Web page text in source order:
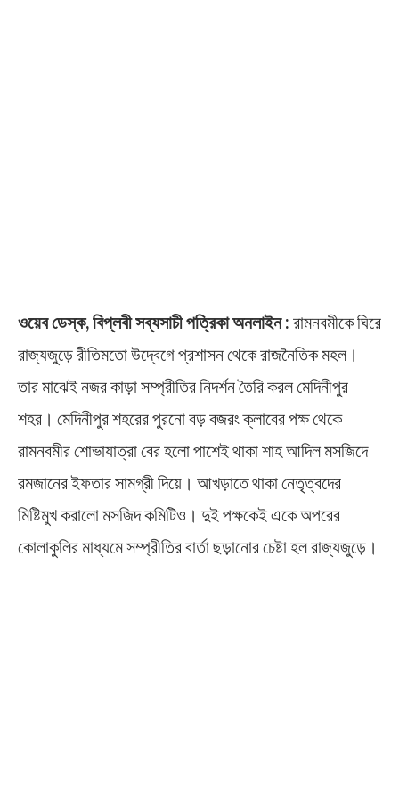
ওয়েব ডেস্ক, বিপ্লবী সব্যসাচী পত্রিকা অনলাইন : রামনবমীকে ঘিরে
রাজ্যজুড়ে রীতিমতো উদ্বেগে প্রশাসন থেকে রাজনৈতিক মহল।
তার মাঝেই নজর কাড়া সম্প্রীতির নিদর্শন তৈরি করল মেদিনীপুর
শহর। মেদিনীপুর শহরের পুরনো বড় বজরং ক্লাবের পক্ষ থেকে
রামনবমীর শোভাযাত্রা বের হলো পাশেই থাকা শাহ আদিল মসজিদে
রমজানের ইফতার সামগ্রী দিয়ে। আখড়াতে থাকা নেতৃত্বদের
মিষ্টিমুখ করালো মসজিদ কমিটিও। দুই পক্ষকেই একে অপরের
কোলাকুলির মাধ্যমে সম্প্রীতির বার্তা ছড়ানোর চেষ্টা হল রাজ্যজুড়ে।